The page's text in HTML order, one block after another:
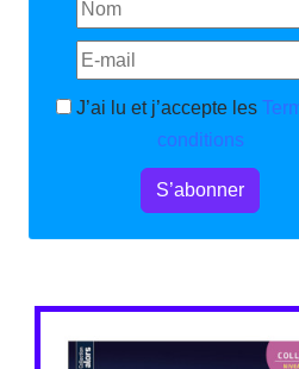
J’ai lu et j’accepte les
conditions
S’abonner